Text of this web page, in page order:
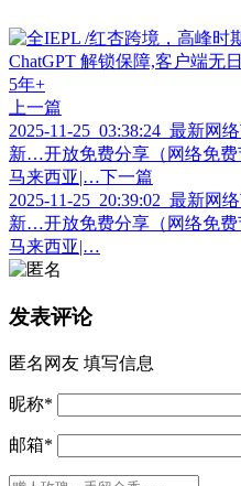
上一篇
2025-11-25_03:38:24_最新
新…开放免费分享（网络免费
马来西亚|… 下一篇
2025-11-25_20:39:02_最新
新…开放免费分享（网络免费
马来西亚|…
发表评论
匿名网友 填写信息
昵称*
邮箱*